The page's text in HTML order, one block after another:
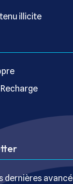
illicite
dernières